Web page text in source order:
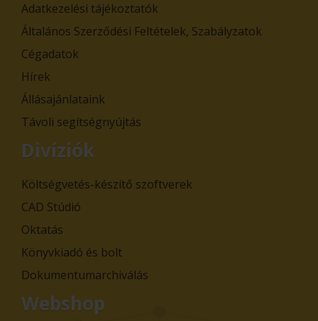
Adatkezelési tájékoztatók
Általános Szerződési Feltételek, Szabályzatok
Cégadatok
Hírek
Állásajánlataink
Távoli segítségnyújtás
Divíziók
Költségvetés-készítő szoftverek
CAD Stúdió
Oktatás
Könyvkiadó és bolt
Dokumentumarchiválás
Webshop